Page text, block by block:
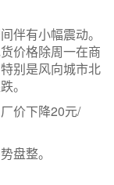
伴有小幅震动。
价格除周一在商
别是风向城市北
。
价下降20元/
盘整。